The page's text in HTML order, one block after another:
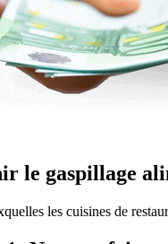
le gaspillage
les cuisines de